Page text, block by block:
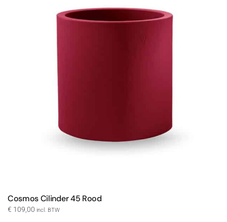
Cosmos Cilinder 45 Rood
€ 109,00 incl. BTW